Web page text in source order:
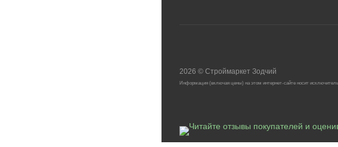
2026 © Строймаркет Зодчий
Информация (включая цены) на этом интернет-сайте носит